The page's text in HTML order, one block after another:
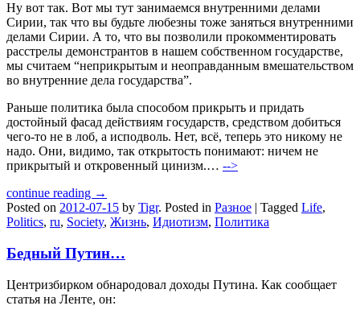
Ну вот так. Вот мы тут занимаемся внутренними делами
Сирии, так что вы будьте любезны тоже заняться внутренними
делами Сирии. А то, что вы позволили прокомментировать
расстрелы демонстрантов в нашем собственном государстве,
мы считаем “неприкрытым и неоправданным вмешательством
во внутренние дела государства”.
Раньше политика была способом прикрыть и придать
достойный фасад действиям государств, средством добиться
чего-то не в лоб, а исподволь. Нет, всё, теперь это никому не
надо. Они, видимо, так открытость понимают: ничем не
прикрытый и откровенный цинизм.… -->
continue reading →
Posted on 2012-07-15 by Tigr. Posted in Разное | Tagged Life,
Politics, ru, Society, Жизнь, Идиотизм, Политика
Бедный Путин…
Центризбирком обнародовал доходы Путина. Как сообщает
статья на Ленте, он: